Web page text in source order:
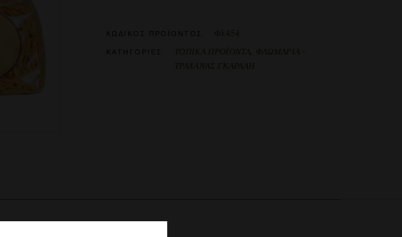
ΚΩΔΙΚΌΣ ΠΡΟΪΌΝΤΟΣ: Φλ454
ΚΑΤΗΓΟΡΊΕΣ: ΤΟΠΙΚΑ ΠΡΟΪΟΝΤΑ, ΦΛΩΜΑΡΙΑ -
ΤΡΑΧΑΝΑΣ ΓΚΑΡΑΛΗ